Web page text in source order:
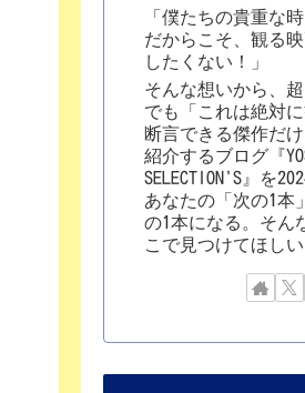
「僕たちの貴重な
だからこそ、観る
したくない！」
そんな想いから、
でも「これは絶対
断言できる傑作だ
紹介するブログ『
SELECTION'S』を
あなたの「次の1本
の1本になる。そん
こで見つけてほしい